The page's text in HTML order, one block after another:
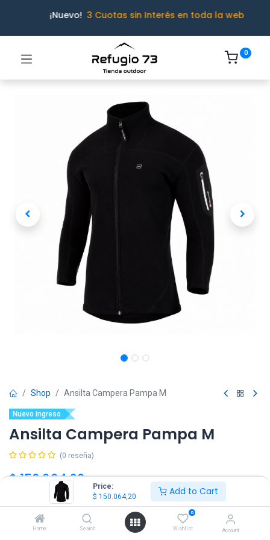
Price:
$ 150.064,20 Add to Cart
Home Search
0
Wishlist Account
¡Nuevo! 3 Cuotas sin Interés en toda la web
0
Shop Ansilta Campera Pampa M
Nuevo ingreso
Ansilta Campera Pampa M
(0 reseña)
$150.064,20 IVA Incluido
XXL